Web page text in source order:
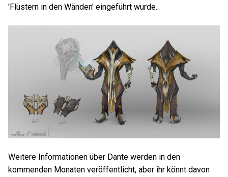
'Flüstern in den Wänden' eingeführt wurde.
Weitere Informationen über Dante werden in den
kommenden Monaten veröffentlicht, aber ihr könnt davon